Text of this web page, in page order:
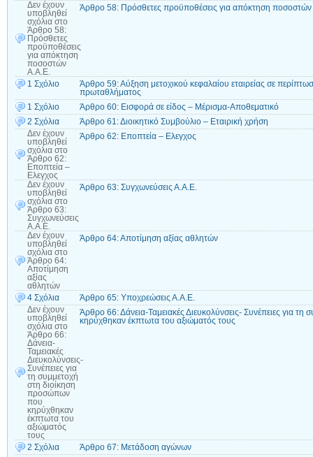
Δεν έχουν
υποβληθεί
σχόλια στο
Άρθρο 58:
Πρόσθετες
προϋποθέσεις
για απόκτηση
ποσοστών
Α.Α.Ε.
Άρθρο 58: Πρόσθετες προϋποθέσεις για απόκτηση
1 Σχόλιο
Άρθρο 59: Αύξηση μετοχικού κεφαλαίου εταιρείας σε
πρωταθλήματος
1 Σχόλιο
Άρθρο 60: Εισφορά σε είδος – Μέρισμα-Αποθεματικό
2 Σχόλια
Άρθρο 61: Διοικητικό Συμβούλιο – Εταιρική χρήση
Δεν έχουν
υποβληθεί
σχόλια στο
Άρθρο 62:
Εποπτεία –
Ελεγχος
Άρθρο 62: Εποπτεία – Ελεγχος
Δεν έχουν
υποβληθεί
σχόλια στο
Άρθρο 63:
Συγχωνεύσεις
Α.Α.Ε.
Άρθρο 63: Συγχωνεύσεις Α.Α.Ε.
Δεν έχουν
υποβληθεί
σχόλια στο
Άρθρο 64:
Αποτίμηση
αξίας
αθλητών
Άρθρο 64: Αποτίμηση αξίας αθλητών
4 Σχόλια
Άρθρο 65: Υποχρεώσεις Α.Α.Ε.
Δεν έχουν
υποβληθεί
σχόλια στο
Άρθρο 66:
Δάνεια-
Ταμειακές
Διευκολύνσεις-
Συνέπειες για
τη συμμετοχή
στη διοίκηση
προσώπων
που
κηρύχθηκαν
έκπτωτα του
αξιώματός
τους
Άρθρο 66: Δάνεια-Ταμειακές Διευκολύνσεις- Συνέπειες για
κηρύχθηκαν έκπτωτα του αξιώματός τους
2 Σχόλια
Άρθρο 67: Μετάδοση αγώνων